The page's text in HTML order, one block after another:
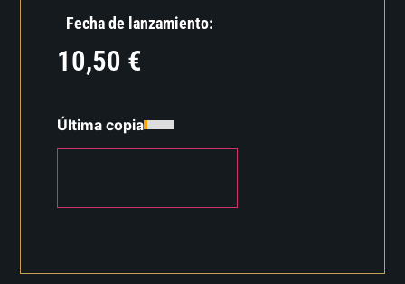
Fecha de lanzamiento:
10,50 €
Última copia